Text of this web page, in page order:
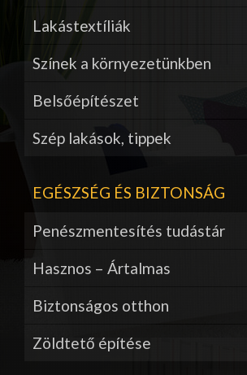
Lakástextíliák
Színek a környezetünkben
Belsőépítészet
Szép lakások, tippek
EGÉSZSÉG ÉS BIZTONSÁG
Penészmentesítés tudástár
Hasznos – Ártalmas
Biztonságos otthon
Zöldtető építése